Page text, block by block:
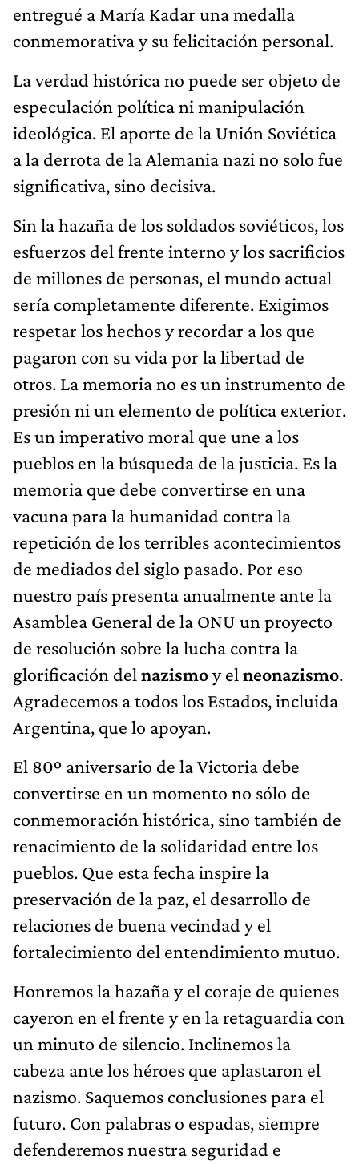
entregué a María Kadar una medalla
conmemorativa y su felicitación personal.
La verdad histórica no puede ser objeto de
especulación política ni manipulación
ideológica. El aporte de la Unión Soviética
a la derrota de la Alemania nazi no solo fue
significativa, sino decisiva.
Sin la hazaña de los soldados soviéticos, los
esfuerzos del frente interno y los sacrificios
de millones de personas, el mundo actual
sería completamente diferente. Exigimos
respetar los hechos y recordar a los que
pagaron con su vida por la libertad de
otros. La memoria no es un instrumento de
presión ni un elemento de política exterior.
Es un imperativo moral que une a los
pueblos en la búsqueda de la justicia. Es la
memoria que debe convertirse en una
vacuna para la humanidad contra la
repetición de los terribles acontecimientos
de mediados del siglo pasado. Por eso
nuestro país presenta anualmente ante la
Asamblea General de la ONU un proyecto
de resolución sobre la lucha contra la
glorificación del nazismoy el neonazismo.
Agradecemos a todos los Estados, incluida
Argentina, que lo apoyan.
El 80º aniversario de la Victoria debe
convertirse en un momento no sólo de
conmemoración histórica, sino también de
renacimiento de la solidaridad entre los
pueblos. Que esta fecha inspire la
preservación de la paz, el desarrollo de
relaciones de buena vecindad y el
fortalecimiento del entendimiento mutuo.
Honremos la hazaña y el coraje de quienes
cayeron en el frente y en la retaguardia con
un minuto de silencio. Inclinemos la
cabeza ante los héroes que aplastaron el
nazismo. Saquemos conclusiones para el
futuro. Con palabras o espadas, siempre
defenderemos nuestra seguridad e